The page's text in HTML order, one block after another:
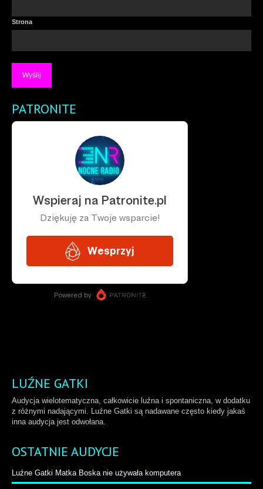
Strona
PATRONITE
LUŹNE GATKI
Audycja wielotematyczna, całkowicie luźna i spontaniczna, w dodatku
z różnymi nadającymi. Luźne Gatki są nadawane często kiedy jakaś
inna audycja jest odwołana.
OSTATNIE AUDYCJE
Luźne Gatki Matka Boska nie używała komputera